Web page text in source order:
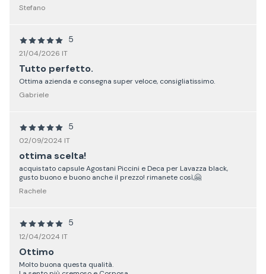
Stefano
5
21/04/2026 IT
Tutto perfetto.
Ottima azienda e consegna super veloce, consigliatissimo.
Gabriele
5
02/09/2024 IT
ottima scelta!
acquistato capsule Agostani Piccini e Deca per Lavazza black,
gusto buono e buono anche il prezzo! rimanete così,🤗
Rachele
5
12/04/2024 IT
Ottimo
Molto buona questa qualità.